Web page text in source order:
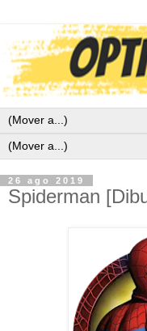
26 ago 2019
Spiderman